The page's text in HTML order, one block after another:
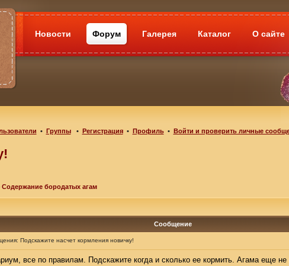
Новости Форум Галерея Каталог О сайте
• Группы• Регистрация• Профиль• Войти и проверить личные
Содержание бородатых агам
Сообщение
Подскажите насчет кормления новичку!
все по правилам. Подскажите когда и сколько ее кормить. Агама еще